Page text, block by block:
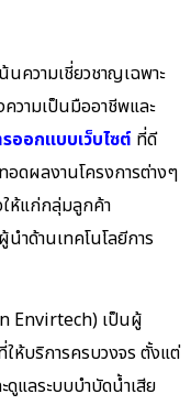
ความเชี่ยวชาญเฉพาะ
วามเป็นมืออาชีพและ
ออกแบบเว็บไซต์ ที่ดี
อดผลงานโครงการต่างๆ
ให้แก่กลุ่มลูกค้า
ำด้านเทคโนโลยีการ
Envirtech) เป็นผู้
ห้บริการครบวงจร ตั้งแต่
แลระบบบำบัดน้ำเสีย